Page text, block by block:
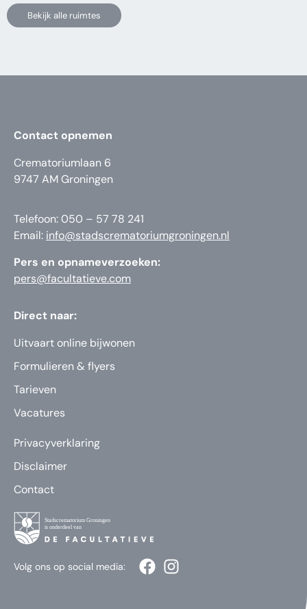
Bekijk alle ruimtes
Contact opnemen
Crematoriumlaan 6
9747 AM Groningen
Telefoon: 050 – 57 78 241
Email: info@stadscrematoriumgroningen.nl
Pers en opnameverzoeken:
pers@facultatieve.com
Direct naar:
Uitvaart online bijwonen
Formulieren & flyers
Tarieven
Vacatures
Privacyverklaring
Disclaimer
Contact
Volg ons op social media: